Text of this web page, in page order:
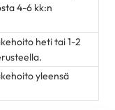
4-6 kk:n
heti tai 1-2
yleensä